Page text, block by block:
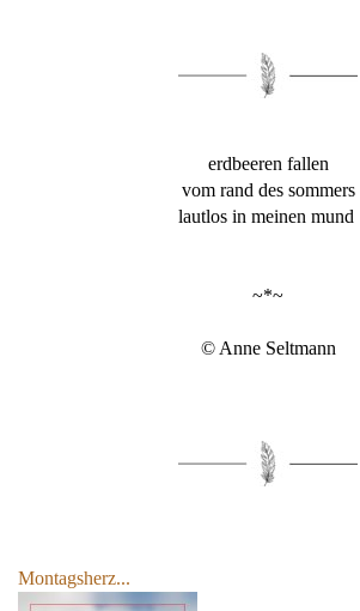
erdbeeren fallen
vom rand des sommers
lautlos in meinen mund
~*~
© Anne Seltmann
Montagsherz...